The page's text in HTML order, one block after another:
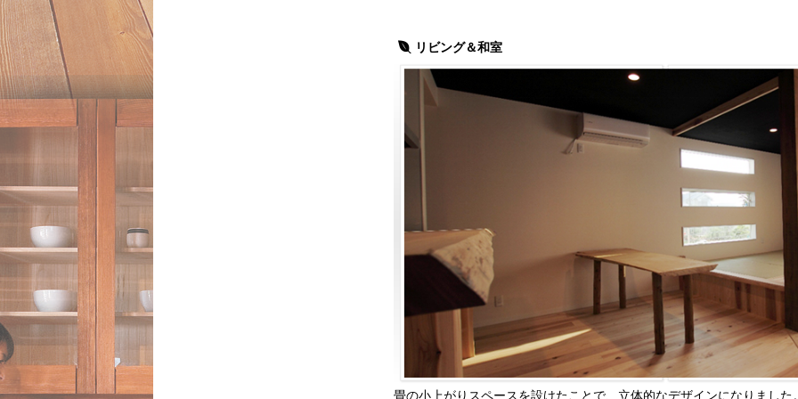
リビング＆和室
畳の小上がりスペースを設けたことで、立体的なデザインになりました